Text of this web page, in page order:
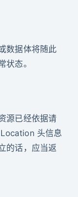
数据体将随此
状态。
源已经依据请
头信息
的话，应当返